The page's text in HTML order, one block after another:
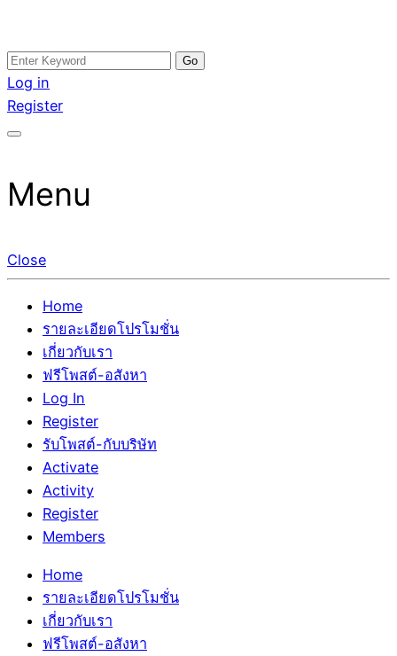
Skip
to
content
อสังหาโพสต์ รีวิวเยอะ รับจ้างโพสต์ขายบ้าน รับจ้างโพสต์อสัง
หา แตกต่างอย่างตั้งใจ รับรองผล อันดับ1 การโพสต์ขายอสังหา
กับทีมงานบริษัท บ้าน ที่ดิน คอนโด ติดGoogleหน้าแรกได้จริงๆ
รับจ้างโพสอสังหา ขายบ้าน อสังหาโพสต์ เชื่อถือได้จริง รับ
โพสต์ ที่ดิน กับทีมงานบริษัท ถูกและดีที่สุด ไม่มีค่านายหน้า
ขายได้จริงๆ ช่วยสร้างโอกาสในการขายได้มากกว่า ที่เดียว ที่
Search
for:
Log in
Register
Menu
Close
Home
รายละเอียดโปรโมชั่น
เกี่ยวกับเรา
ฟรีโพสต์-อสังหา
Log In
Register
รับโพสต์-กับบริษัท
Activate
Activity
Register
Members
Home
รายละเอียดโปรโมชั่น
เกี่ยวกับเรา
ฟรีโพสต์-อสังหา